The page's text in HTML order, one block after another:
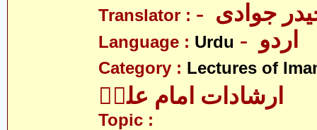
Translator : جوادی
Language : Urdu
Category : Lectures of
ارشادات امام علیؑ
Topic :